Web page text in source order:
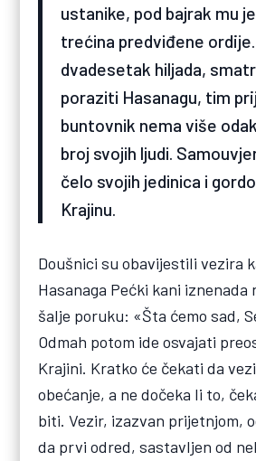
ustanike, pod bajrak mu
trećina predviđene
dvadesetak hiljada,
poraziti Hasanagu, tim
buntovnik nema više
broj svojih ljudi.
čelo svojih jedinica i
Krajinu.
Doušnici su obavijestili vezira
Hasanaga Pećki kani iznenada
šalje poruku: «Šta ćemo sad,
Odmah potom ide osvajati
Krajini. Kratko će čekati da
obećanje, a ne dočeka li to,
biti. Vezir, izazvan prijetnjom,
da prvi odred, sastavljen od